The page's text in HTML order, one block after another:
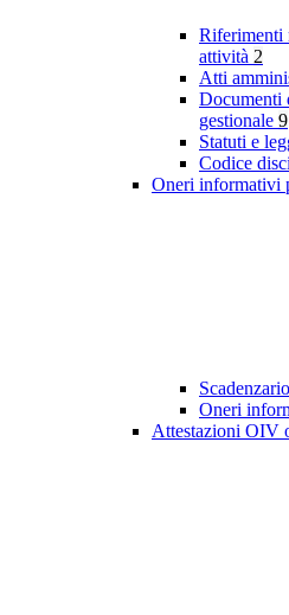
Riferimenti
attività 2
Atti
Documenti
gestionale 9
Statuti e
Codice
Oneri informativi
Oneri
Attestazioni OIV